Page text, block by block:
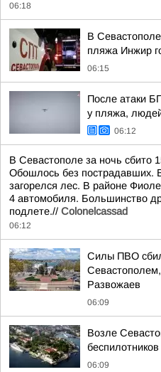
06:18
В
пляжа Инжир
06:15
После атаки
у пляжа,
06:12
В Севастополе за ночь сбито
Обошлось без пострадавших.
загорелся лес. В районе
4 автомобиля. Большинство
подлете.// Colonelcassad
06:12
Силы ПВО
Развожаев
06:09
Возле
беспилотников
06:09